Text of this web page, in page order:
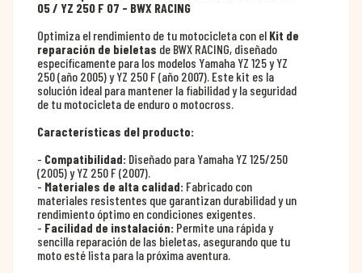
05 / YZ 250 F 07 - BWX RACING
Optimiza el rendimiento de tu motocicleta con el Kit de
reparación de bieletas de BWX RACING, diseñado
específicamente para los modelos Yamaha YZ 125 y YZ
250 (año 2005) y YZ 250 F (año 2007). Este kit es la
solución ideal para mantener la fiabilidad y la seguridad
de tu motocicleta de enduro o motocross.
Características del producto:
- Compatibilidad: Diseñado para Yamaha YZ 125/250
(2005) y YZ 250 F (2007).
- Materiales de alta calidad: Fabricado con
materiales resistentes que garantizan durabilidad y un
rendimiento óptimo en condiciones exigentes.
- Facilidad de instalación: Permite una rápida y
sencilla reparación de las bieletas, asegurando que tu
moto esté lista para la próxima aventura.